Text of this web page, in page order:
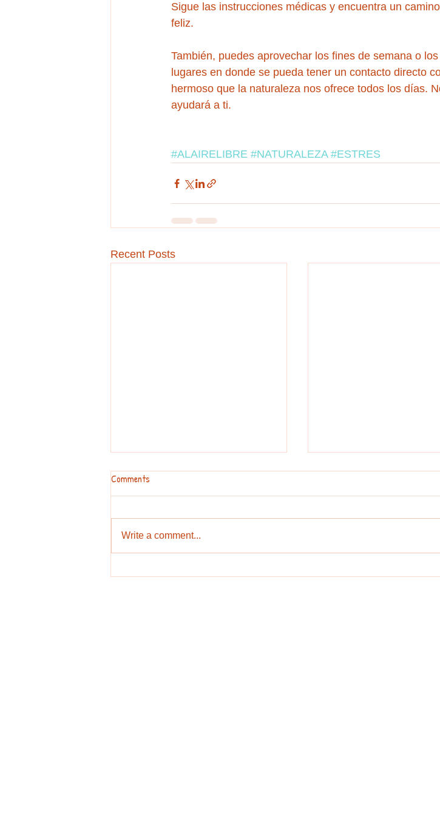
Sigue las instrucciones médicas y encuentra un
feliz.
También, puedes aprovechar los fines de semana o
lugares en donde se pueda tener un contacto directo
hermoso que la naturaleza nos ofrece todos los días.
ayudará a ti.
#ALAIRELIBRE #NATURALEZA #ESTRES
Recent Posts
Hurricane is coming? or by any
Consejos para el regreso a
Comments
Write a comment...